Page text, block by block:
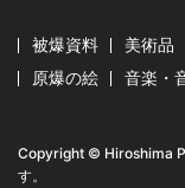
被爆資料 美術品
原爆の絵
音楽・
Copyright © Hiroshima
す。